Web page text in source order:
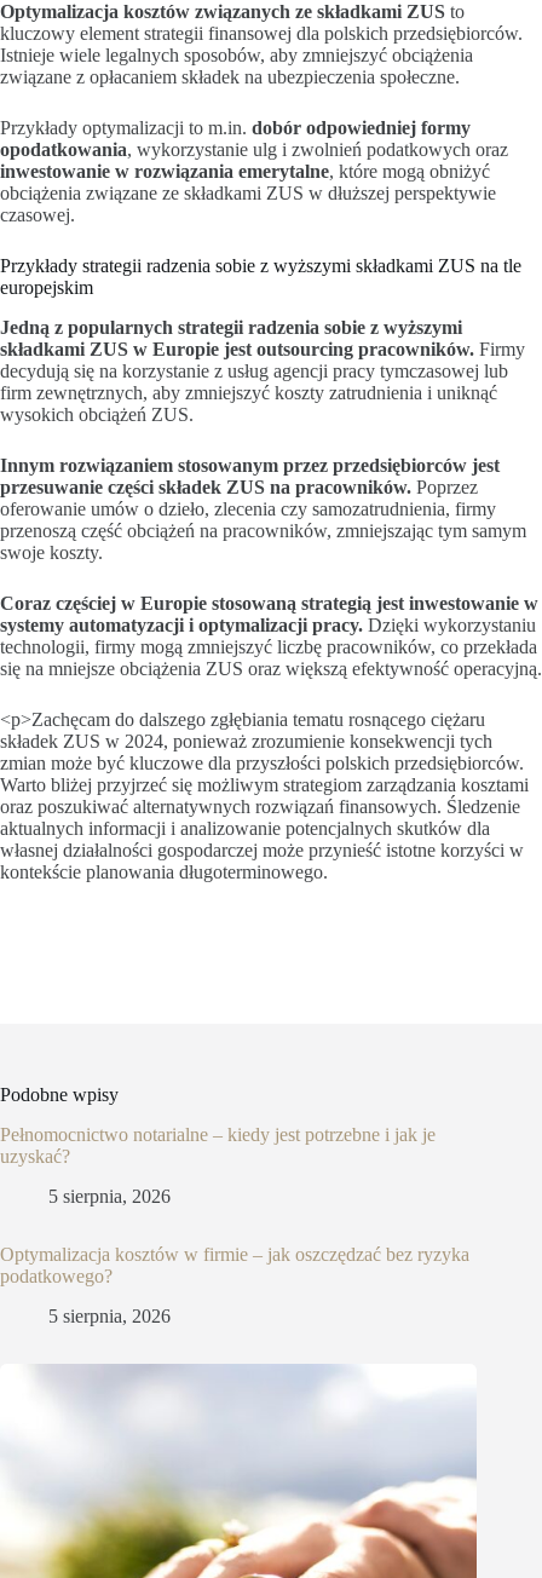
Optymalizacja kosztów związanych ze składkami ZUS to
kluczowy element strategii finansowej dla polskich przedsiębiorców.
Istnieje wiele legalnych sposobów, aby zmniejszyć obciążenia
związane z opłacaniem składek na ubezpieczenia społeczne.
Przykłady optymalizacji to m.in. dobór odpowiedniej formy
opodatkowania, wykorzystanie ulg i zwolnień podatkowych oraz
inwestowanie w rozwiązania emerytalne, które mogą obniżyć
obciążenia związane ze składkami ZUS w dłuższej perspektywie
czasowej.
Przykłady strategii radzenia sobie z wyższymi składkami ZUS na tle
europejskim
Jedną z popularnych strategii radzenia sobie z wyższymi
składkami ZUS w Europie jest outsourcing pracowników. Firmy
decydują się na korzystanie z usług agencji pracy tymczasowej lub
firm zewnętrznych, aby zmniejszyć koszty zatrudnienia i uniknąć
wysokich obciążeń ZUS.
Innym rozwiązaniem stosowanym przez przedsiębiorców jest
przesuwanie części składek ZUS na pracowników. Poprzez
oferowanie umów o dzieło, zlecenia czy samozatrudnienia, firmy
przenoszą część obciążeń na pracowników, zmniejszając tym samym
swoje koszty.
Coraz częściej w Europie stosowaną strategią jest inwestowanie w
systemy automatyzacji i optymalizacji pracy. Dzięki wykorzystaniu
technologii, firmy mogą zmniejszyć liczbę pracowników, co przekłada
się na mniejsze obciążenia ZUS oraz większą efektywność operacyjną.
<​p>​Zachęcam do dalszego zgłębiania tematu rosnącego ciężaru
składek ZUS w 2024, ponieważ zrozumienie konsekwencji tych
zmian może być kluczowe dla przyszłości polskich przedsiębiorców.
Warto bliżej przyjrzeć się możliwym strategiom zarządzania kosztami
oraz poszukiwać alternatywnych rozwiązań finansowych. Śledzenie
aktualnych informacji i analizowanie potencjalnych skutków dla
własnej działalności gospodarczej może przynieść istotne korzyści w
kontekście planowania długoterminowego.
Podobne wpisy
Pełnomocnictwo notarialne – kiedy jest potrzebne i jak je
uzyskać?
5 sierpnia, 2026
Optymalizacja kosztów w firmie – jak oszczędzać bez ryzyka
podatkowego?
5 sierpnia, 2026